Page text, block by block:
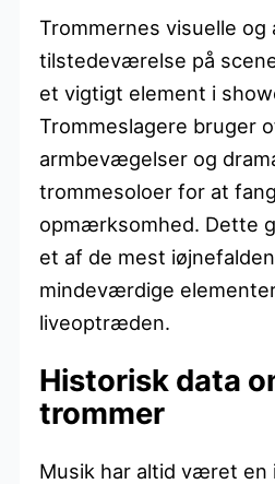
Trommernes visuelle og
tilstedeværelse på
et vigtigt element i
Trommeslagere bruger
armbevægelser og
trommesoloer for at
opmærksomhed. Dette
et af de mest
mindeværdige
liveoptræden.
Historisk data
trommer
Musik har altid været en